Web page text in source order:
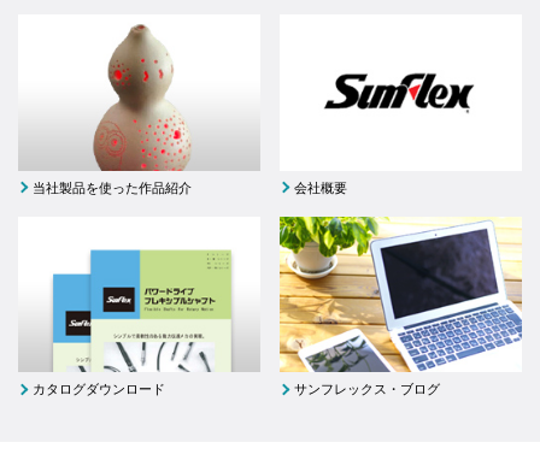
当社製品を使った作品紹介 会社概要
カタログダウンロード サンフレックス・ブログ